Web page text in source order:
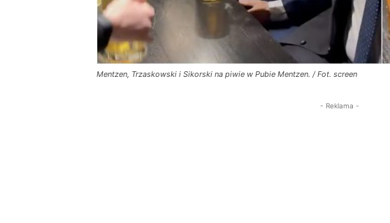
Mentzen, Trzaskowski i Sikorski na piwie w Pubie Mentzen. / Fot. screen
- Reklama -